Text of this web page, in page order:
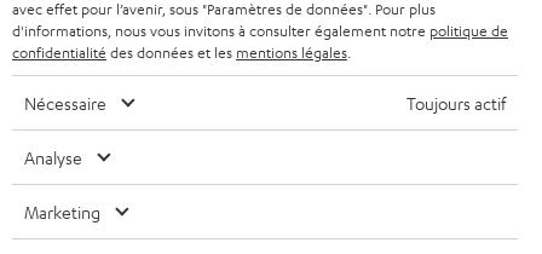
n
t
i
e
avec effet pour l’avenir, sous "Paramètres de données". Pour plus
d'informations, nous vous invitons à consulter également notre politique de
confidentialité des données et les mentions légales
Nécessaire Toujours actif
Analyse
Marketing